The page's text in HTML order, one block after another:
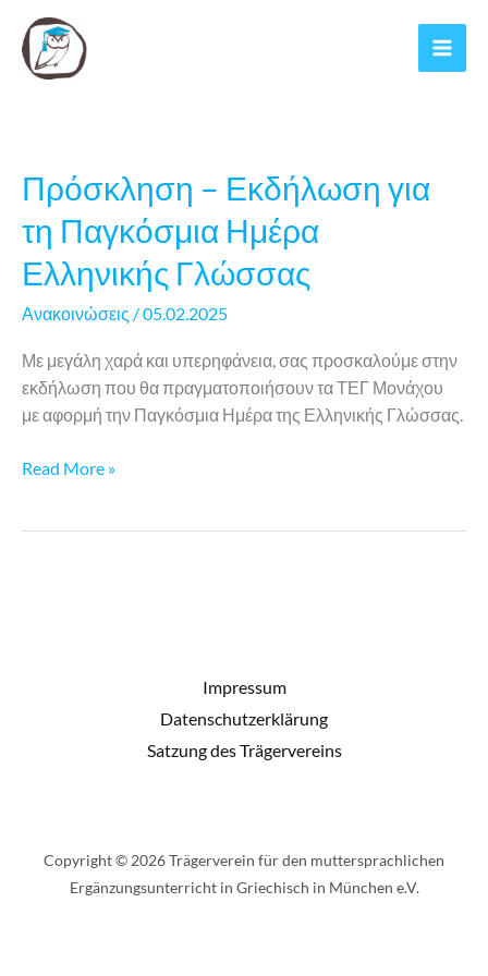
Μετάβαση
στο
περιεχόμενο
Πρόσκληση – Εκδήλωση για
τη Παγκόσμια Ημέρα
Ελληνικής Γλώσσας
Ανακοινώσεις /05.02.2025
Με μεγάλη χαρά και υπερηφάνεια, σας προσκαλούμε στην
εκδήλωση που θα πραγματοποιήσουν τα ΤΕΓ Μονάχου
με αφορμή την Παγκόσμια Ημέρα της Ελληνικής Γλώσσας.
Πρόσκληση
Read More »
Impressum
Datenschutzerklärung
Satzung des Trägervereins
Copyright © 2026 Trägerverein für den muttersprachlichen
Ergänzungsunterricht in Griechisch in München e.V.